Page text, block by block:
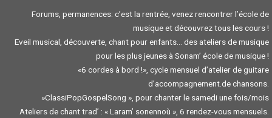
Forums, permanences: c’est la rentrée, venez rencontrer l’école de
musique et découvrez tous les cours !
Eveil musical, découverte, chant pour enfants… des ateliers de musique
pour les plus jeunes à Sonam’ école de musique !
«6 cordes à bord !», cycle mensuel d’atelier de guitare
d’accompagnement.de chansons.
»ClassiPopGospelSong », pour chanter le samedi une fois/mois
Ateliers de chant trad’ : « Laram’ sonennoù », 6 rendez-vous mensuels.